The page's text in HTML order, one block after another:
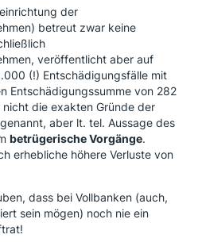
der
betreut zwar keine
veröffentlicht aber auf
(!) Entschädigungsfälle mit
Entschädigungssumme von 282
die exakten Gründe der
aber lt. tel. Aussage des
betrügerische Vorgänge.
erhebliche höhere Verluste von
dass bei Vollbanken (auch,
sein mögen) noch nie ein